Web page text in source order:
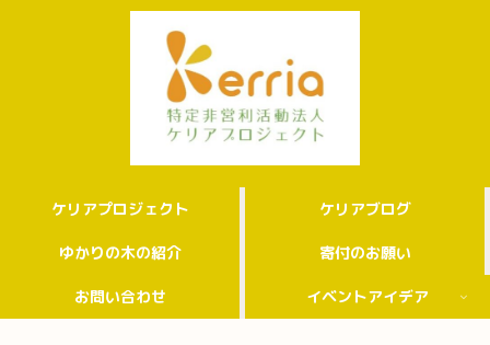
ケリアプロジェクト ケリアブログ
ゆかりの木の紹介 寄付のお願い
お問い合わせ イベントアイデア